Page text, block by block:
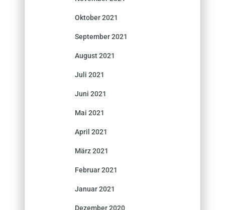
Oktober 2021
September 2021
August 2021
Juli 2021
Juni 2021
Mai 2021
April 2021
März 2021
Februar 2021
Januar 2021
Dezember 2020